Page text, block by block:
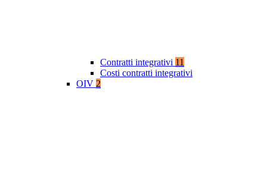
Contratti integrativi 11
Costi contratti integrativi
OIV 2